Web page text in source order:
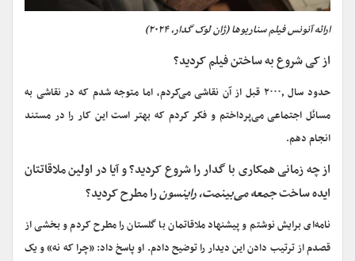
ارائه آنونس فیلم سناریوها (ژان لوک گدار، ۲۰۲۴)
از کی شروع به ساختن فیلم کردید؟
حدود سال ۲۰۰۰٫ قبل از آن نقاشی می‌کردم، اما متوجه شدم که در نقاشی به
مسائل اجتماعی می‌پرداختم و فکر کردم که بهتر است این کار را در مستند
انجام دهم.
از چه زمانی همکاری با گدار را شروع کردید؟ و آیا در اولین ملاقاتتان
ایده ساختجمعه می‌بینمت، راینسونرا مطرح کردید؟
نامه‌ای برایش نوشتم و پیشنهاد ملاقاتمان با گلستان را مطرح کردم و بخشی از
قصدم از ترتیب دادن این دیدار را توضیح دادم. او پاسخ داد: «چرا که نه» و یک